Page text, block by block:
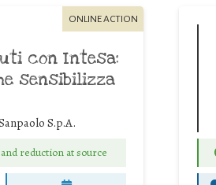
ONLINE ACTION
con Intesa:
sensibilizza
S.p.A.
reduction at source